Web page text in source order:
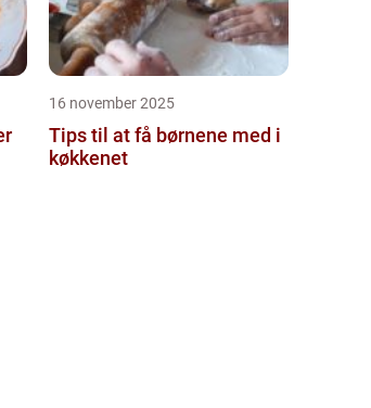
16 november 2025
Tips til at få børnene med i
køkkenet